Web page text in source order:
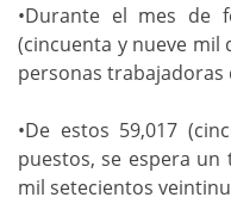
•Durante el mes de
(cincuenta y nueve mil
personas trabajadoras
•De estos 59,017
puestos, se espera un
mil setecientos